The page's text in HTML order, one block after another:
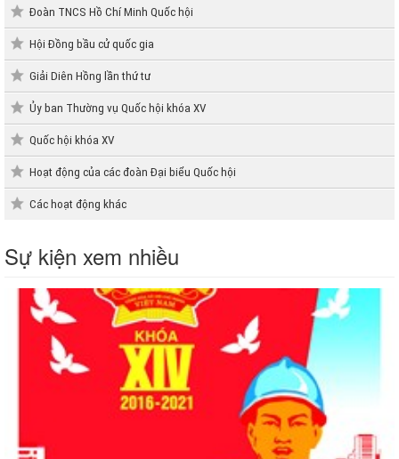
Đoàn TNCS Hồ Chí Minh Quốc hội
Hội Đồng bầu cử quốc gia
Giải Diên Hồng lần thứ tư
Ủy ban Thường vụ Quốc hội khóa XV
Quốc hội khóa XV
Hoạt động của các đoàn Đại biểu Quốc hội
Các hoạt động khác
Sự kiện xem nhiều